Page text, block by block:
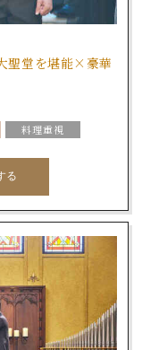
聖堂を堪能×豪華
料理重視
る